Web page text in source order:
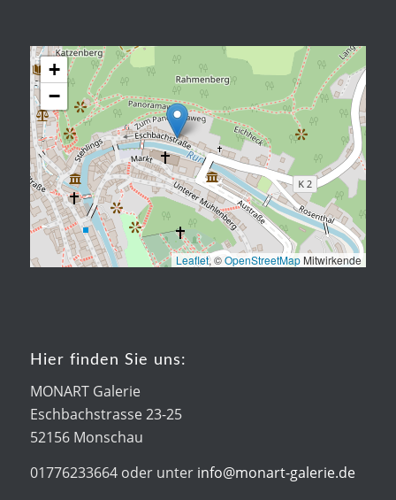
+
−
Leaflet, ©OpenStreetMap Mitwirkende
Hier finden Sie uns:
MONART Galerie
Eschbachstrasse 23-25
52156 Monschau
01776233664 oder unter info@monart-galerie.de